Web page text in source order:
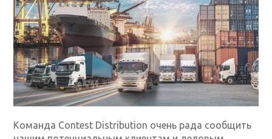
Команда Contest Distribution очень рада сообщить